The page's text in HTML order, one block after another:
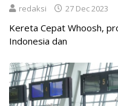
redaksi 27 Dec 2023
Kereta Cepat Whoosh,
Indonesia dan